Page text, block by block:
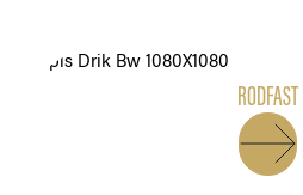
RODFAST